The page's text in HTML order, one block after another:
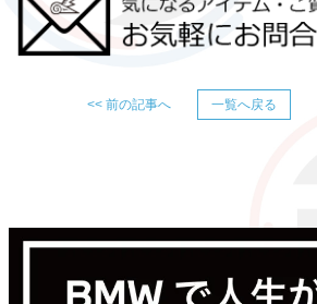
<< 前の記事へ 一覧へ戻る